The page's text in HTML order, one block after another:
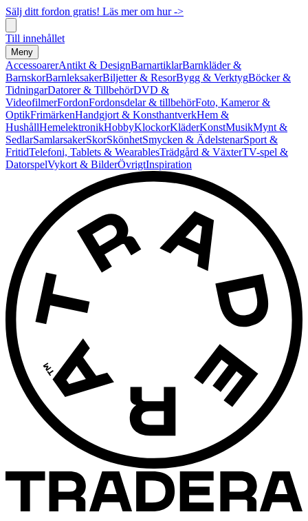
Sälj ditt fordon gratis! Läs mer om hur ->
Till innehållet
Meny
AccessoarerAntikt & DesignBarnartiklarBarnkläder &
BarnskorBarnleksakerBiljetter & ResorBygg & VerktygBöcker &
TidningarDatorer & TillbehörDVD &
VideofilmerFordonFordonsdelar & tillbehörFoto, Kameror &
OptikFrimärkenHandgjort & KonsthantverkHem &
HushållHemelektronikHobbyKlockorKläderKonstMusikMynt &
SedlarSamlarsakerSkorSkönhetSmycken & ÄdelstenarSport &
FritidTelefoni, Tablets & WearablesTrädgård & VäxterTV-spel &
DatorspelVykort & BilderÖvrigtInspiration